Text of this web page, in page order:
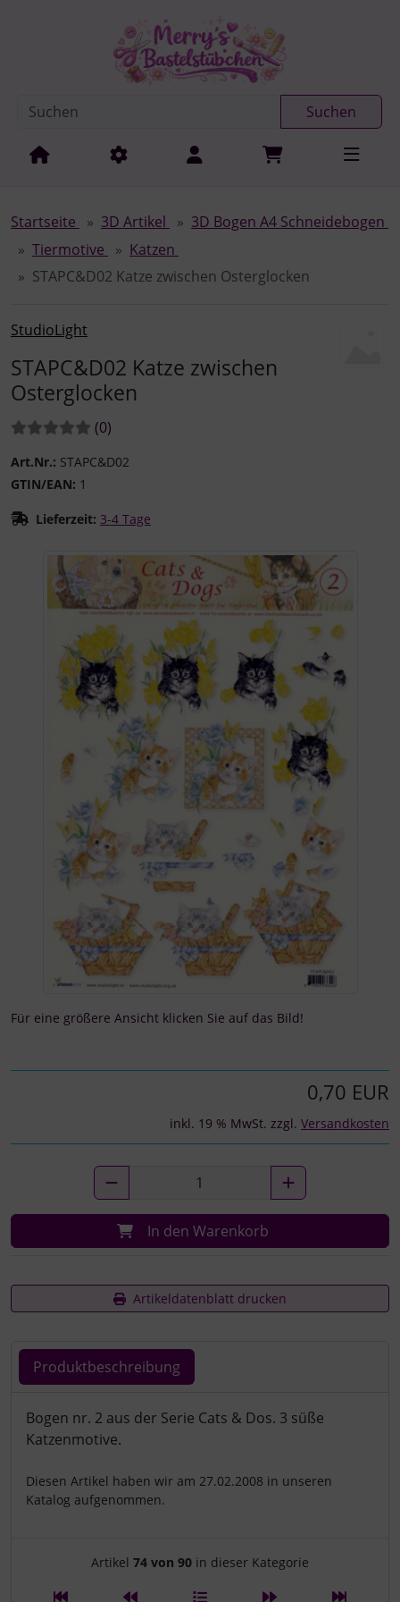
Springe zur Navigation
Suchen
Startseite 3D Artikel
3D Bogen A4 Schneidebogen
Tiermotive
Katzen
STAPC&D02 Katze zwischen Osterglocken
StudioLight
STAPC&D02 Katze zwischen
Osterglocken
Bewertungen:
(0Bewertungen
)
Art.Nr.: STAPC&D02
GTIN/EAN: 1
Lieferzeit: 3-4 Tage
Wenn mehr als ein Produktbild existiert, können Sie die
Für eine größere Ansicht klicken Sie auf das Bild!
0,70 EUR
inkl. 19 % MwSt. zzgl. Versandkosten
In den Warenkorb
Artikeldatenblatt drucken
Produktbeschreibung
Produktbeschreibung
Bogen nr. 2 aus der Serie Cats & Dos. 3 süße
Katzenmotive.
Diesen Artikel haben wir am 27.02.2008 in unseren
Katalog aufgenommen.
Artikelnavigation innerhalb
Artikel 74 von 90 in dieser Kategorie